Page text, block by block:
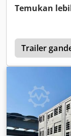
Temukan
Trailer